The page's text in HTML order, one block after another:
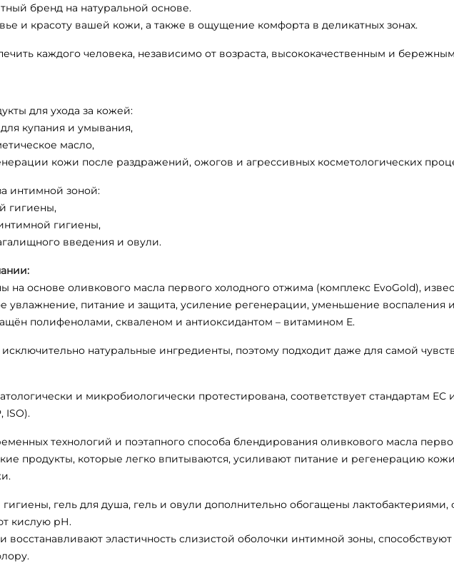
бренд на натуральной основе.
и красоту вашей кожи, а также в ощущение комфорта в деликатных зонах.
каждого человека, независимо от возраста, высококачественным и
для ухода за кожей:
купания и умывания,
масло,
кожи после раздражений, ожогов и агрессивных косметологических
интимной зоной:
гигиены,
гигиены,
введения и овули.
на основе оливкового масла первого холодного отжима (комплекс EvoGold),
увлажнение, питание и защита, усиление регенерации, уменьшение воспаления
полифенолами, скваленом и антиоксидантом – витамином Е.
натуральные ингредиенты, поэтому подходит даже для самой
и микробиологически протестирована, соответствует стандартам
ISO).
технологий и поэтапного способа блендирования оливкового масла
продукты, которые легко впитываются, усиливают питание и регенерацию
гель для душа, гель и овули дополнительно обогащены
кислую рН.
восстанавливают эластичность слизистой оболочки интимной зоны,